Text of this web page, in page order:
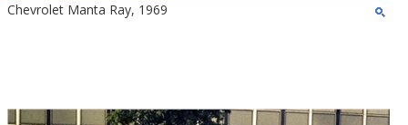
Chevrolet Manta Ray, 1969